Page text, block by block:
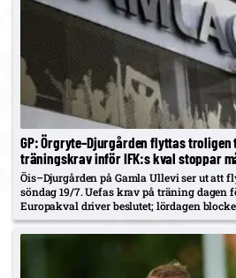
GP: Örgryte–Djurgården flyttas troligen
träningskrav inför IFK:s kval stoppar
Öis–Djurgården på Gamla Ullevi ser ut att
söndag 19/7. Uefas krav på träning dagen
Europakval driver beslutet; lördagen
Djurgården har redan sålt 6–700